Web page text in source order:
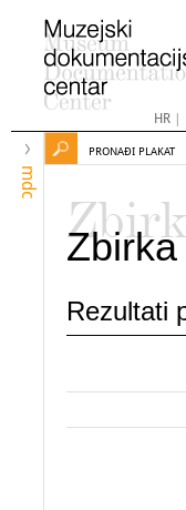
HR|
mdc
PRONAĐI PLAKAT
Rezultati